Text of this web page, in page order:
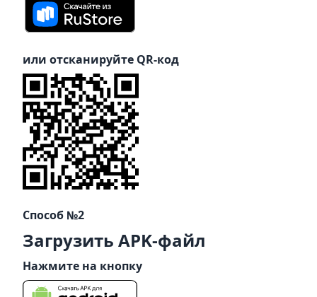
или отсканируйте QR-код
Способ №2
Загрузить APK-файл
Нажмите на кнопку